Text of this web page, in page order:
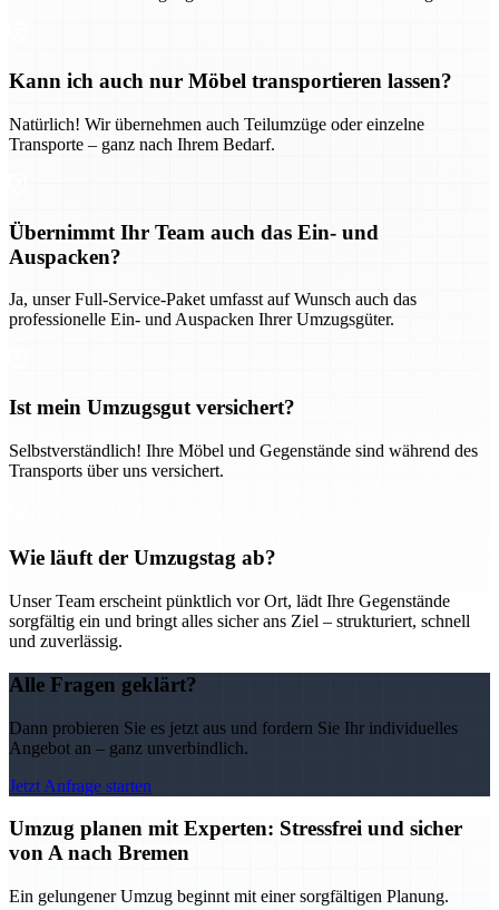
Kann ich auch nur Möbel transportieren lassen?
Natürlich! Wir übernehmen auch Teilumzüge oder einzelne
Transporte – ganz nach Ihrem Bedarf.
Übernimmt Ihr Team auch das Ein- und
Auspacken?
Ja, unser Full-Service-Paket umfasst auf Wunsch auch das
professionelle Ein- und Auspacken Ihrer Umzugsgüter.
Ist mein Umzugsgut versichert?
Selbstverständlich! Ihre Möbel und Gegenstände sind während des
Transports über uns versichert.
Wie läuft der Umzugstag ab?
Unser Team erscheint pünktlich vor Ort, lädt Ihre Gegenstände
sorgfältig ein und bringt alles sicher ans Ziel – strukturiert, schnell
und zuverlässig.
Alle Fragen geklärt?
Dann probieren Sie es jetzt aus und fordern Sie Ihr individuelles
Angebot an – ganz unverbindlich.
Jetzt Anfrage starten
Umzug planen mit Experten: Stressfrei und sicher
von A nach Bremen
Ein gelungener Umzug beginnt mit einer sorgfältigen Planung.